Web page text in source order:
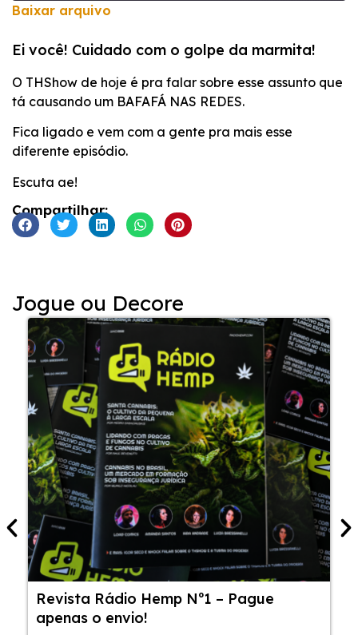
FEED RSS
INCORPORAR
Baixar arquivo
Ei você! Cuidado com o golpe da marmita!
O THShow de hoje é pra falar sobre esse assunto que
tá causando um BAFAFÁ NAS REDES.
Fica ligado e vem com a gente pra mais esse
diferente episódio.
Escuta ae!
Compartilhar:
Jogue ou Decore
Revista Rádio Hemp Nº1 – Pague
apenas o envio!